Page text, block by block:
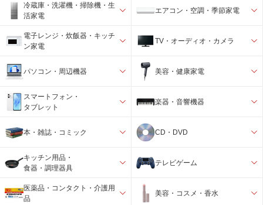
冷蔵庫・洗濯機・掃除機・生
活家電
エアコン・空調・季節家電
電子レンジ・炊飯器・キッチ
ン家電
TV・オーディオ・カメラ
パソコン・周辺機器 美容・健康家電
スマートフォン・
タブレット
楽器・音響機器
本・雑誌・コミック CD・DVD
キッチン用品・
食器・調理器具
テレビゲーム
医薬品・コンタクト・介護用
品
美容・コスメ・香水